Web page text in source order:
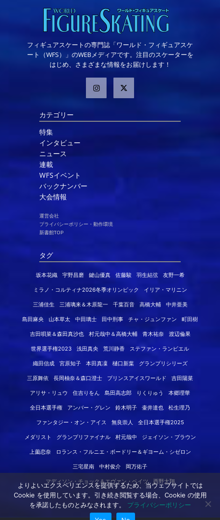
フィギュアスケートの専門誌「ワールド・フィギュアスケ
ート（WFS）」のWEBメディアです。注目のスケーターを
はじめ、さまざまな情報をお届けします！
カテゴリー
特集
インタビュー
ニュース
連載
WFSイベント
バックナンバー
大会情報
運営会社
プライバシーポリシー・動作環境
新書館TOP
タグ
坂本花織 宇野昌磨 鍵山優真 佐藤駿 羽生結弦 友野一希
ミラノ・コルティナ2026冬季オリンピック イリア・マリニン
三浦佳生 三浦璃来＆木原龍一 千葉百音 高橋大輔 中井亜美
島田麻央 山本草太 中田璃士 田中刑事 チャ・ジュンファン 町田樹
吉田唄菜＆森田真沙也 村元哉中＆高橋大輔 青木祐奈 渡辺倫果
世界選手権2023 浅田真央 荒川静香 ステファン・ランビエル
織田信成 宮原知子 本田真凜 樋口新葉 グランプリシリーズ
三原舞依 長岡柚奈＆森口澄士 プリンスアイスワールド 吉田陽菜
アリサ・リュウ 住吉りをん 島田高志郎 りくりゅう 本郷理華
全日本選手権 アンバー・グレン 鈴木明子 壷井達也 松生理乃
ファンタジー・オン・アイス 無良崇人 全日本選手権2025
メダリスト グランプリファイナル 村元哉中 ジェイソン・ブラウン
上薗恋奈 ロランス・フルニエ・ボードリー＆ギヨーム・シゼロン
三宅星南 中村俊介 岡万佑子
マディソン・チョック＆エヴァン・ベイツ 西野太翔
よりよいエクスペリエンスを提供するため、当ウェブサイトでは
Cookie を使用しています。引き続き閲覧する場合、Cookie の使用
を承諾したものとみなされます。 プライバシーポリシー